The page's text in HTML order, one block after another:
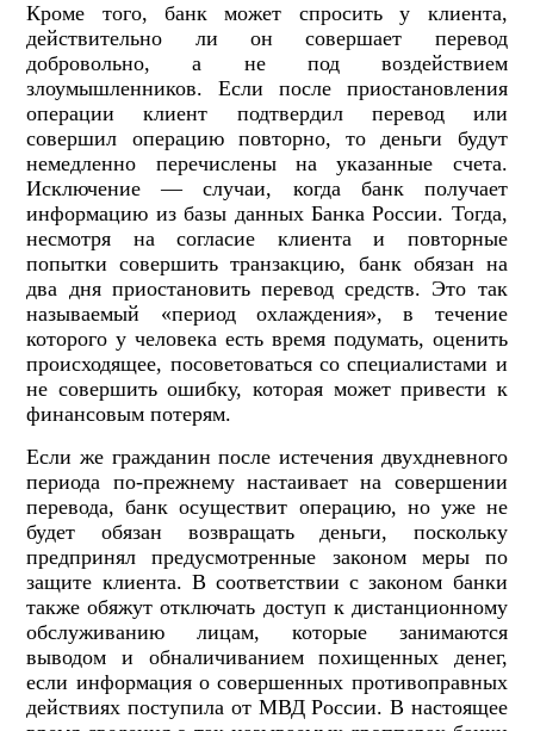
Кроме того, банк может спросить у клиента,
действительно ли он совершает перевод
добровольно, а не под воздействием
злоумышленников. Если после приостановления
операции клиент подтвердил перевод или
совершил операцию повторно, то деньги будут
немедленно перечислены на указанные счета.
Исключение — случаи, когда банк получает
информацию из базы данных Банка России. Тогда,
несмотря на согласие клиента и повторные
попытки совершить транзакцию, банк обязан на
два дня приостановить перевод средств. Это так
называемый «период охлаждения», в течение
которого у человека есть время подумать, оценить
происходящее, посоветоваться со специалистами и
не совершить ошибку, которая может привести к
финансовым потерям.
Если же гражданин после истечения двухдневного
периода по-прежнему настаивает на совершении
перевода, банк осуществит операцию, но уже не
будет обязан возвращать деньги, поскольку
предпринял предусмотренные законом меры по
защите клиента. В соответствии с законом банки
также обяжут отключать доступ к дистанционному
обслуживанию лицам, которые занимаются
выводом и обналичиванием похищенных денег,
если информация о совершенных противоправных
действиях поступила от МВД России. В настоящее